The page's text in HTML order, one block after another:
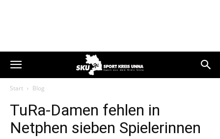
Start Blog
TuRa-Damen fehlen in
Netphen sieben Spielerinnen